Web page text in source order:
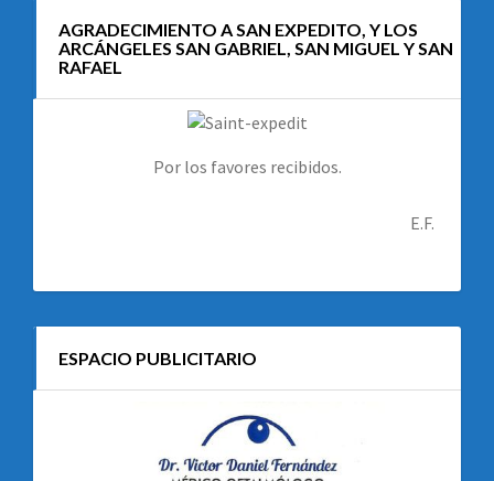
AGRADECIMIENTO A SAN EXPEDITO, Y LOS
ARCÁNGELES SAN GABRIEL, SAN MIGUEL Y SAN
RAFAEL
Por los favores recibidos.
E.F.
ESPACIO PUBLICITARIO